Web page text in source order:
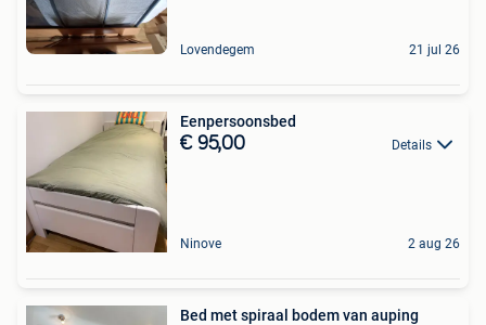
Lovendegem 21 jul 26
Eenpersoonsbed
€ 95,00 Details
Ninove 2 aug 26
Bed met spiraal bodem van auping